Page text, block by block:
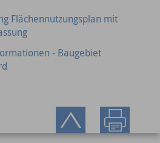
Flächennutzungsplan mit
- Baugebiet